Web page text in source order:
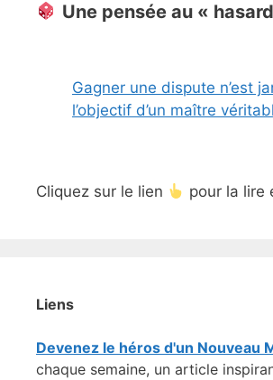
Une pensée au «
Gagner une dispute n’est
l’objectif d’un maître
Cliquez sur le lien pour la lire
Liens
Devenez le héros d'un Nouveau
chaque semaine, un article